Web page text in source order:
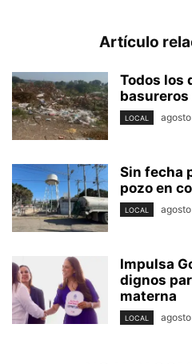
Artículo
Todos los
LOCAL
Sin fecha
pozo en
LOCAL
Impulsa
dignos
materna
LOCAL